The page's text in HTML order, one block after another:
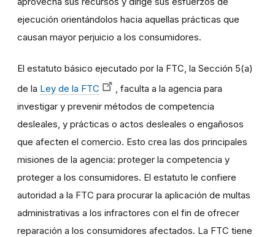
ejecución orientándolos hacia aquellas prácticas que
causan mayor perjuicio a los consumidores.
El estatuto básico ejecutado por la FTC, la Sección 5(a)
de la Ley de la FTC
, faculta a la agencia para
investigar y prevenir métodos de competencia
desleales, y prácticas o actos desleales o engañosos
que afecten el comercio. Esto crea las dos principales
misiones de la agencia: proteger la competencia y
proteger a los consumidores. El estatuto le confiere
autoridad a la FTC para procurar la aplicación de multas
administrativas a los infractores con el fin de ofrecer
reparación a los consumidores afectados. La FTC tiene